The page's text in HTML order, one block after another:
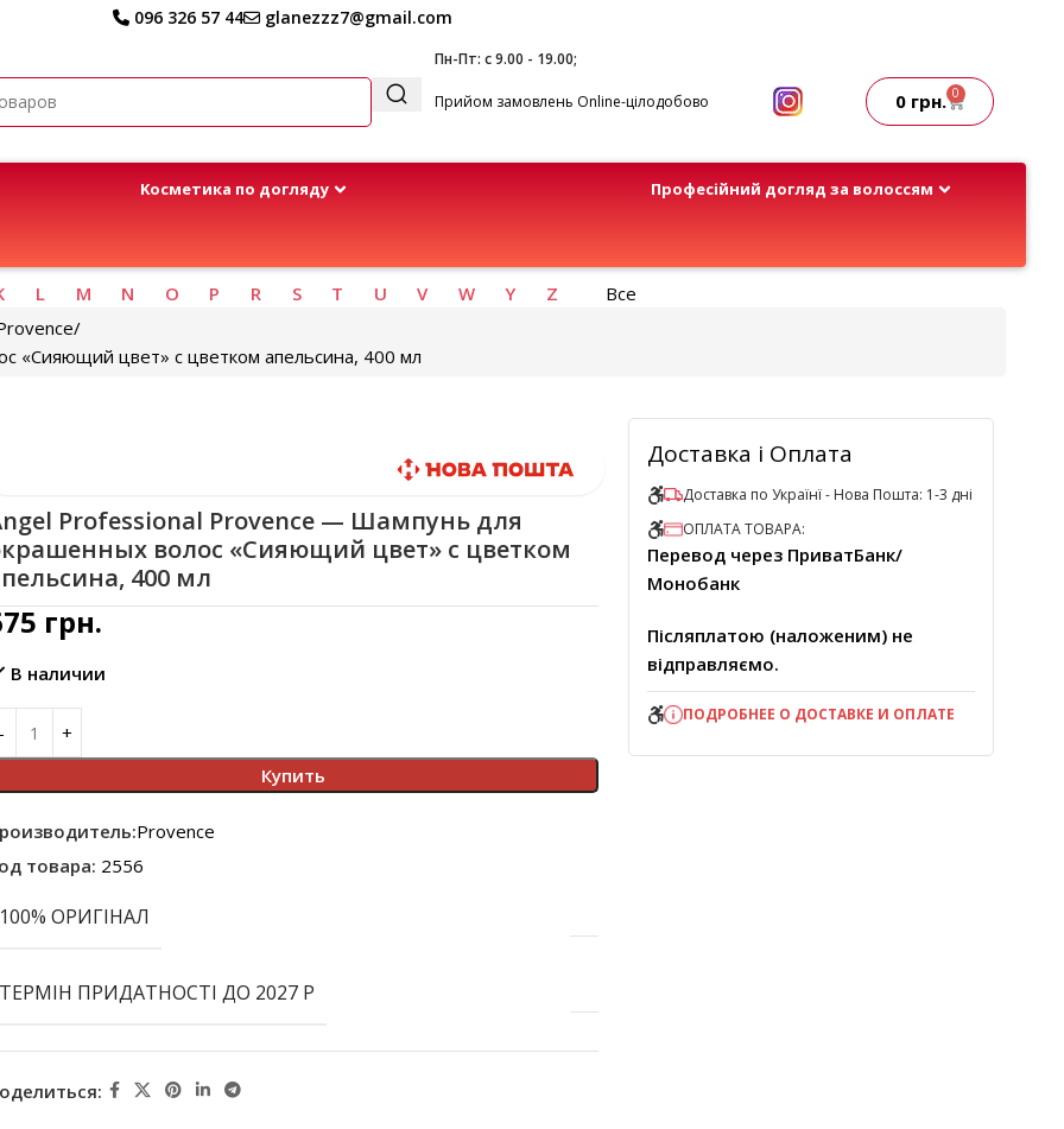
096 326 57 44 glanezzz7@gmail.com
Пн-Пт: с 9.00 - 19.00;
Прийом замовлень Online-цілодобово 0 грн. 0
Kосметика по догляду Професійний догляд за волоссям
L M N O P R S T U V W Y Z
Все
«Сияющий цвет» с цветком апельсина, 400 мл
Professional Provence — Шампунь для
волос «Сияющий цвет» с цветком
400 мл
грн.
В наличии
Купить
Provence
товара: 2556
ОРИГІНАЛ
ПРИДАТНОСТІ ДО 2027 Р
Доставка і Оплата
Доставка по Українї - Нова Пошта: 1-3 дні
ОПЛАТА ТОВАРА:
Перевод через ПриватБанк/
Монобанк
Післяплатою (наложеним) не
відправляємо.
ПОДРОБНЕЕ О ДОСТАВКЕ И ОПЛАТЕ